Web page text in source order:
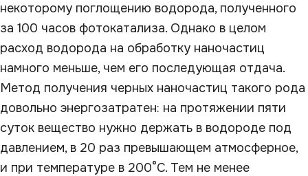
некоторому поглощению водорода, полученного
за 100 часов фотокатализа. Однако в целом
расход водорода на обработку наночастиц
намного меньше, чем его последующая отдача.
Метод получения черных наночастиц такого рода
довольно энергозатратен: на протяжении пяти
суток вещество нужно держать в водороде под
давлением, в 20 раз превышающем атмосферное,
и при температуре в 200°C. Тем не менее